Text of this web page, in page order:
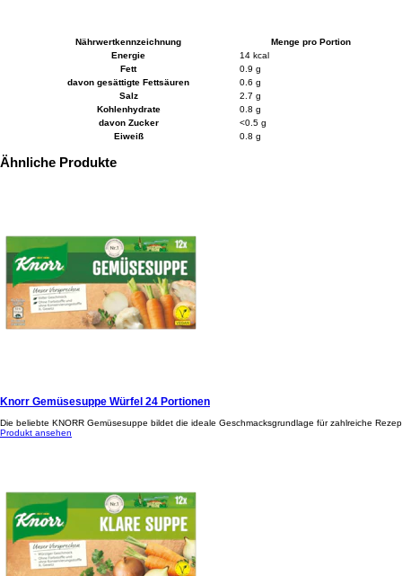
Nährwertkennzeichnung
Menge pro Portion
Energie
14 kcal
Fett
0.9 g
davon gesättigte Fettsäuren
0.6 g
Salz
2.7 g
Kohlenhydrate
0.8 g
davon Zucker
<0.5 g
Eiweiß
0.8 g
Ähnliche Produkte
Knorr Gemüsesuppe Würfel 24 Portionen
Die beliebte KNORR Gemüsesuppe bildet die ideale Geschmacksgrundlage für zahlreiche
Produkt ansehen